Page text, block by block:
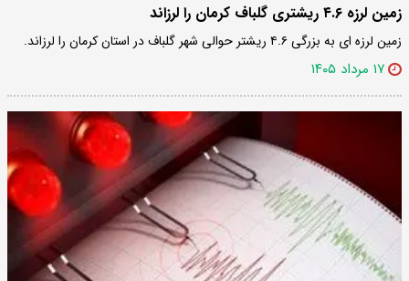
زمین لرزه ۴.۶ ریشتری گلباف کرمان را لرزاند
زمین لرزه ای به بزرگی ۴.۶ ریشتر حوالی شهر گلباف در استان کرمان را لرزاند.
۱۷ مرداد ۱۴۰۵